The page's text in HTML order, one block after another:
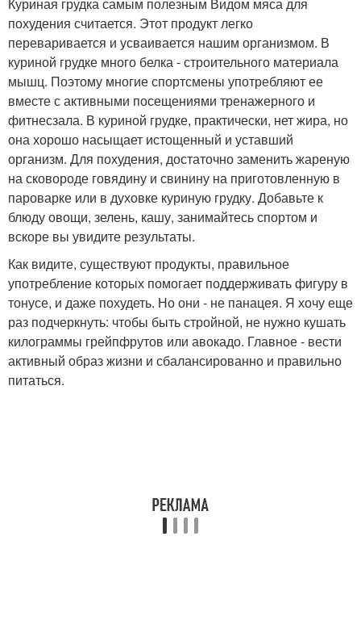
похудения считается. Этот продукт легко
переваривается и усваивается нашим организмом. В
куриной грудке много белка - строительного материала
мышц. Поэтому многие спортсмены употребляют ее
вместе с активными посещениями тренажерного и
фитнесзала. В куриной грудке, практически, нет жира, но
она хорошо насыщает истощенный и уставший
организм. Для похудения, достаточно заменить жареную
на сковороде говядину и свинину на приготовленную в
пароварке или в духовке куриную грудку. Добавьте к
блюду овощи, зелень, кашу, занимайтесь спортом и
вскоре вы увидите результаты.
Как видите, существуют продукты, правильное
употребление которых помогает поддерживать фигуру в
тонусе, и даже похудеть. Но они - не панацея. Я хочу еще
раз подчеркнуть: чтобы быть стройной, не нужно кушать
килограммы грейпфрутов или авокадо. Главное - вести
активный образ жизни и сбалансированно и правильно
питаться.